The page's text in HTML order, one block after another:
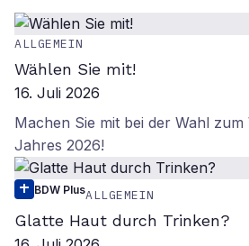
ALLGEMEIN
Wählen Sie mit!
16. Juli 2026
Machen Sie mit bei der Wahl zum
Jahres 2026!
BDW PlusALLGEMEIN
Glatte Haut durch Trinken?